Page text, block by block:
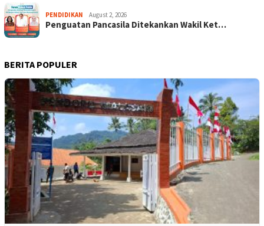
PENDIDIKAN August 2, 2026
Penguatan Pancasila Ditekankan Wakil Ket…
BERITA POPULER